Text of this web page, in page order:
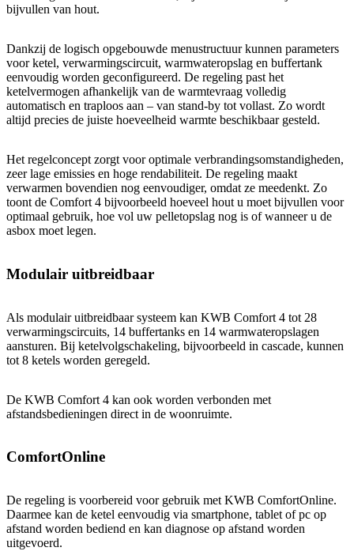
bijvullen van hout.
Dankzij de logisch opgebouwde menustructuur kunnen parameters
voor ketel, verwarmingscircuit, warmwateropslag en buffertank
eenvoudig worden geconfigureerd. De regeling past het
ketelvermogen afhankelijk van de warmtevraag volledig
automatisch en traploos aan – van stand-by tot vollast. Zo wordt
altijd precies de juiste hoeveelheid warmte beschikbaar gesteld.
Het regelconcept zorgt voor optimale verbrandingsomstandigheden,
zeer lage emissies en hoge rendabiliteit. De regeling maakt
verwarmen bovendien nog eenvoudiger, omdat ze meedenkt. Zo
toont de Comfort 4 bijvoorbeeld hoeveel hout u moet bijvullen voor
optimaal gebruik, hoe vol uw pelletopslag nog is of wanneer u de
asbox moet legen.
Modulair uitbreidbaar
Als modulair uitbreidbaar systeem kan KWB Comfort 4 tot 28
verwarmingscircuits, 14 buffertanks en 14 warmwateropslagen
aansturen. Bij ketelvolgschakeling, bijvoorbeeld in cascade, kunnen
tot 8 ketels worden geregeld.
De KWB Comfort 4 kan ook worden verbonden met
afstandsbedieningen direct in de woonruimte.
ComfortOnline
De regeling is voorbereid voor gebruik met KWB ComfortOnline.
Daarmee kan de ketel eenvoudig via smartphone, tablet of pc op
afstand worden bediend en kan diagnose op afstand worden
uitgevoerd.